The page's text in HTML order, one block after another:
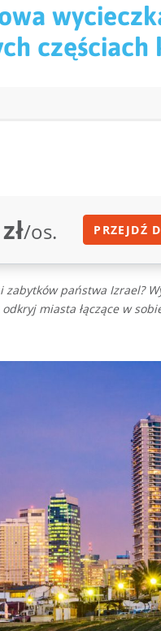
częściach
/os. PRZEJDŹ
państwa Izrael?
miasta łączące w